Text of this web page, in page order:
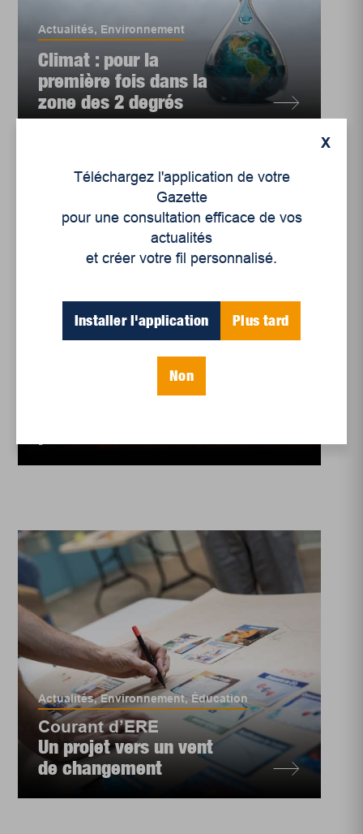
Actualités, Environnement
Climat : pour la
première fois dans la
zone des 2 degrés
Les promesses
Actualités,Environnement,Éducation
Courant d’ERE
Un projet vers un vent
de changement
X
Téléchargez l'application de votre
Gazette
pour une consultation efficace de vos
actualités
et créer votre fil personnalisé.
Installer l'application Plus tard
Non